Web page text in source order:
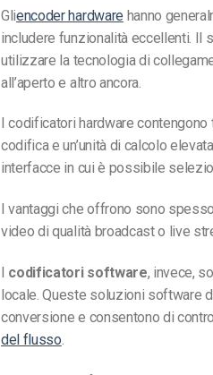
Gliencoder hardware hanno
includere funzionalità eccellenti. Il
utilizzare la tecnologia di
all’aperto e altro ancora.
I codificatori hardware
codifica e un’unità di calcolo
interfacce in cui è possibile
I vantaggi che offrono sono
video di qualità broadcast o live
I codificatori software, invece,
locale. Queste soluzioni software
conversione e consentono di
del flusso.